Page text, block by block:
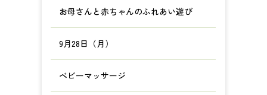
お母さんと赤ちゃんのふれあい遊び
9月28日（月）
ベビーマッサージ